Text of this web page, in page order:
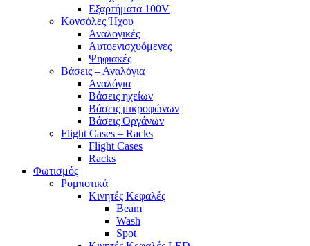
Εξαρτήματα 100V
Κονσόλες Ήχου
Αναλογικές
Αυτοενισχυόμενες
Ψηφιακές
Βάσεις – Αναλόγια
Αναλόγια
Βάσεις ηχείων
Βάσεις μικροφώνων
Βάσεις Οργάνων
Flight Cases – Racks
Flight Cases
Racks
Φωτισμός
Ρομποτικά
Κινητές Κεφαλές
Beam
Wash
Spot